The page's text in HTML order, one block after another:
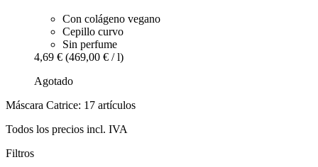
Con colágeno vegano
Cepillo curvo
Sin perfume
4,69 € (469,00 € / l)
Agotado
Máscara Catrice: 17 artículos
Todos los precios incl. IVA
Filtros